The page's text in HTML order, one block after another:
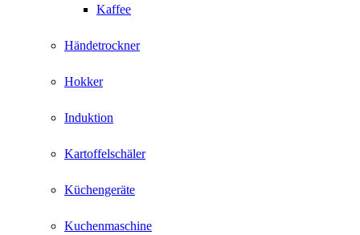
Kaffee
Händetrockner
Hokker
Induktion
Kartoffelschäler
Küchengeräte
Kuchenmaschine